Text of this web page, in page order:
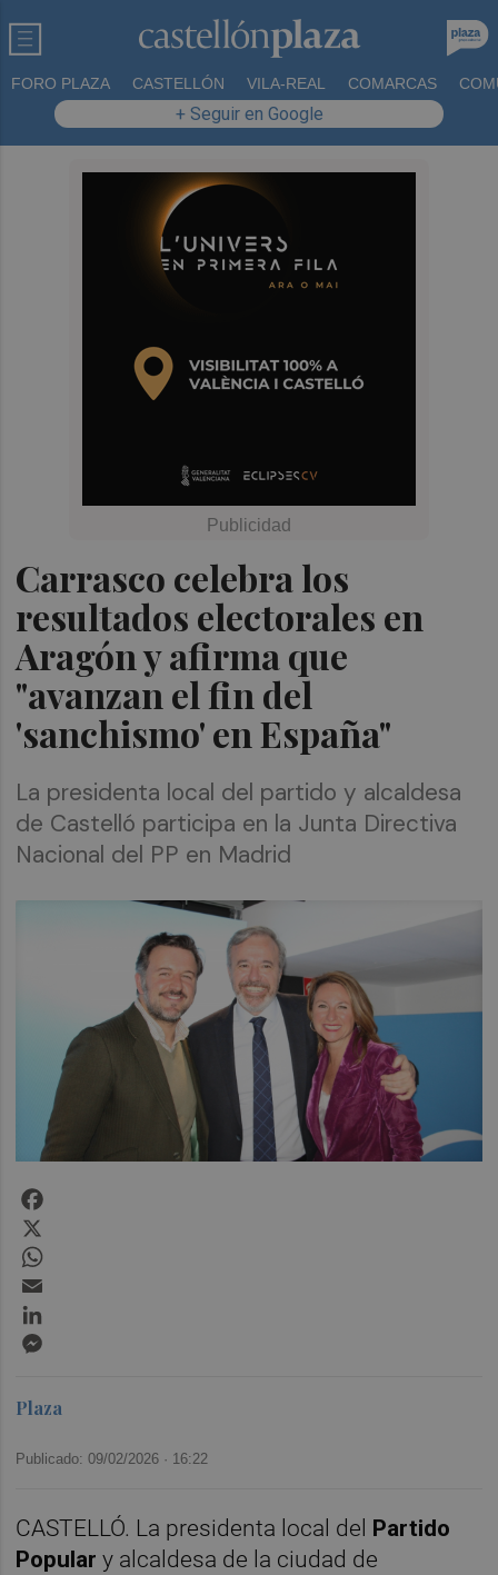
FORO PLAZA CASTELLÓN VILA-REAL COMARCAS
+ Seguir en Google
Carrasco celebra los
resultados electorales en
Aragón y afirma que
"avanzan el fin del
'sanchismo' en España"
La presidenta local del partido y alcaldesa
de Castelló participa en la Junta Directiva
Nacional del PP en Madrid
Plaza
Publicado: 09/02/2026 · 16:22
CASTELLÓ. La presidenta local del Partido
Popular y alcaldesa de la ciudad de